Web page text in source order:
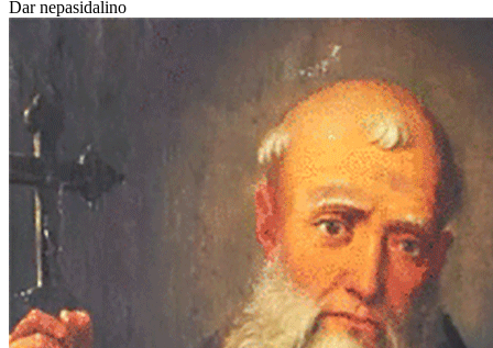
Dar nepasidalino